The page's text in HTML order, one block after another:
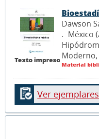
Texto impreso
Dawson
.- México
Moderno,
Material
Ver ejemplares